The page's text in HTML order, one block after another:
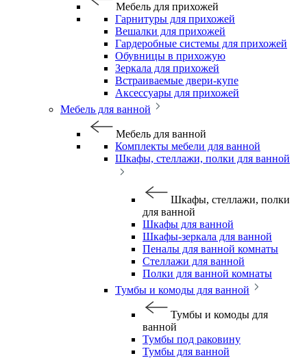
Мебель для прихожей
Гарнитуры для прихожей
Вешалки для прихожей
Гардеробные системы для прихожей
Обувницы в прихожую
Зеркала для прихожей
Встраиваемые двери-купе
Аксессуары для прихожей
Мебель для ванной
Мебель для ванной
Комплекты мебели для ванной
Шкафы, стеллажи, полки для ванной
Шкафы, стеллажи, полки
для ванной
Шкафы для ванной
Шкафы-зеркала для ванной
Пеналы для ванной комнаты
Стеллажи для ванной
Полки для ванной комнаты
Тумбы и комоды для ванной
Тумбы и комоды для
ванной
Тумбы под раковину
Тумбы для ванной